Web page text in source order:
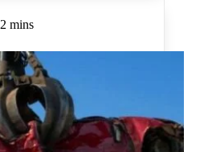
2 mins